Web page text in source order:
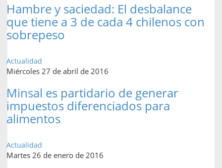
Hambre y saciedad: El desbalance
que tiene a 3 de cada 4 chilenos con
sobrepeso
Actualidad
Miércoles 27 de abril de 2016
Minsal es partidario de generar
impuestos diferenciados para
alimentos
Actualidad
Martes 26 de enero de 2016